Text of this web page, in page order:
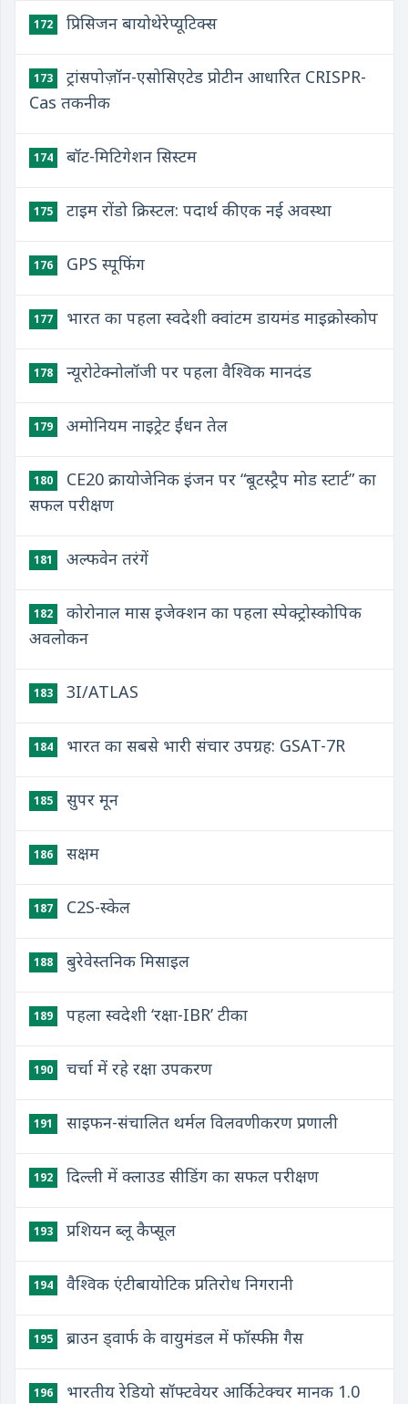
172 प्रिसिजन बायोथेरेप्यूटिक्स
173
ट्रांसपोज़ॉन-एसोसिएटेड प्रोटीन आधारित CRISPR-
Cas तकनीक
174 बॉट-मिटिगेशन सिस्टम
175 टाइम रोंडो क्रिस्टल: पदार्थ की एक नई अवस्था
176 GPS स्पूफिंग
177 भारत का पहला स्वदेशी क्वांटम डायमंड माइक्रोस्कोप
178 न्यूरोटेक्नोलॉजी पर पहला वैश्विक मानदंड
179 अमोनियम नाइट्रेट ईंधन तेल
180
CE20 क्रायोजेनिक इंजन पर “बूटस्ट्रैप मोड स्टार्ट” का
सफल परीक्षण
181 अल्फवेन तरंगें
182
कोरोनाल मास इजेक्शन का पहला स्पेक्ट्रोस्कोपिक
अवलोकन
183 3I/ATLAS
184 भारत का सबसे भारी संचार उपग्रह: GSAT-7R
185 सुपर मून
186 सक्षम
187 C2S-स्केल
188 बुरेवेस्तनिक मिसाइल
189 पहला स्वदेशी ‘रक्षा-IBR’ टीका
190 चर्चा में रहे रक्षा उपकरण
191 साइफन-संचालित थर्मल विलवणीकरण प्रणाली
192 दिल्ली में क्लाउड सीडिंग का सफल परीक्षण
193 प्रशियन ब्लू कैप्सूल
194 वैश्विक एंटीबायोटिक प्रतिरोध निगरानी
195 ब्राउन ड्वार्फ के वायुमंडल में फॉस्फीन गैस
196 भारतीय रेडियो सॉफ्टवेयर आर्किटेक्चर मानक 1.0